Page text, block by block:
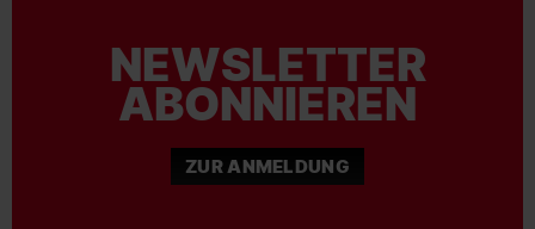
NEWSLETTER
ABONNIEREN
ZUR ANMELDUNG